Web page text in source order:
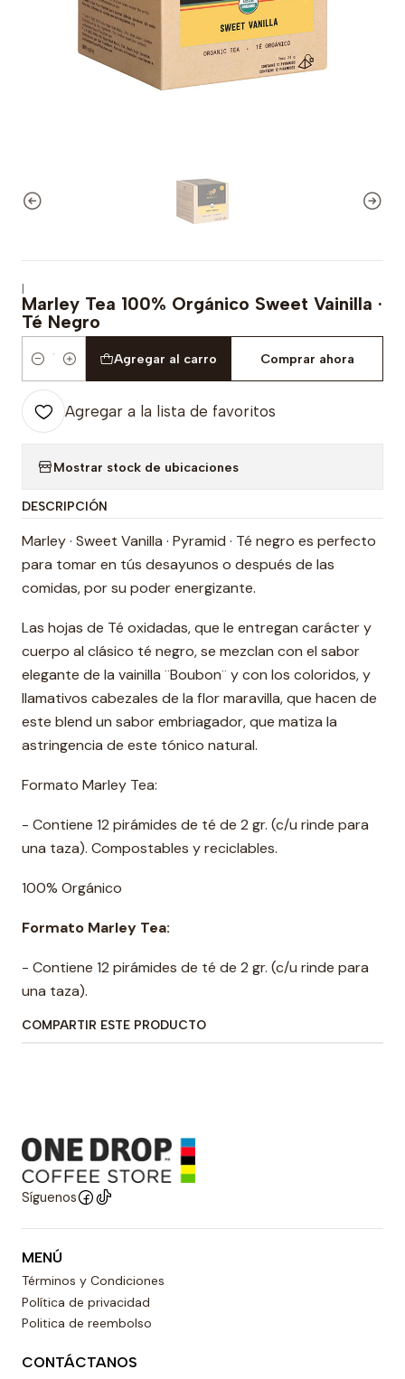
|
Marley Tea 100% Orgánico Sweet Vainilla ·
Té Negro
Cantidad
Agregar al carro Comprar ahora
Agregar a la lista de favoritos
Mostrar stock de ubicaciones
DESCRIPCIÓN
Marley · Sweet Vanilla · Pyramid · Té negro es perfecto
para tomar en tús desayunos o después de las
comidas, por su poder energizante.
Las hojas de Té oxidadas, que le entregan carácter y
cuerpo al clásico té negro, se mezclan con el sabor
elegante de la vainilla ¨Boubon¨ y con los coloridos, y
llamativos cabezales de la flor maravilla, que hacen de
este blend un sabor embriagador, que matiza la
astringencia de este tónico natural.
Formato Marley Tea:
- Contiene 12 pirámides de té de 2 gr. (c/u rinde para
una taza). Compostables y reciclables.
100% Orgánico
Formato Marley Tea:
- Contiene 12 pirámides de té de 2 gr. (c/u rinde para
una taza).
COMPARTIR ESTE PRODUCTO
Síguenos
MENÚ
Términos y Condiciones
Política de privacidad
Politica de reembolso
CONTÁCTANOS